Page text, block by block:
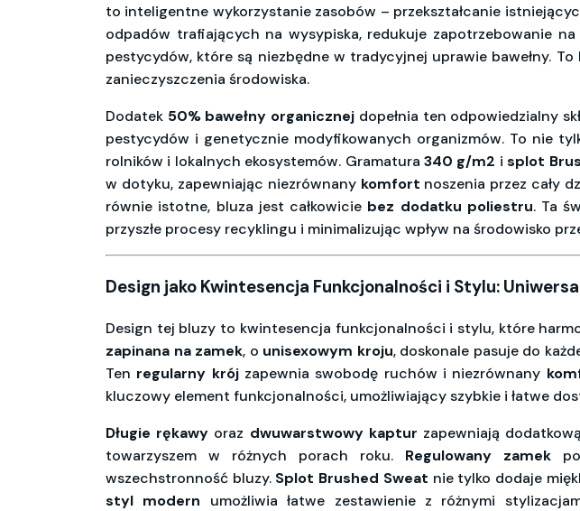
to inteligentne wykorzystanie zasobów – przekształcanie
odpadów trafiających na wysypiska, redukuje zapotrzebowanie
pestycydów, które są niezbędne w tradycyjnej uprawie bawełny.
zanieczyszczenia środowiska.
Dodatek 50% bawełny organicznej dopełnia ten odpowiedzialny
pestycydów i genetycznie modyfikowanych organizmów. To nie
rolników i lokalnych ekosystemów. Gramatura 340 g/m2 isplot
w dotyku, zapewniając niezrównany komfort noszenia przez cały
równie istotne, bluza jest całkowicie bez dodatku poliestru. Ta
przyszłe procesy recyklingu i minimalizując wpływ na środowisko
Design jako Kwintesencja Funkcjonalności i Stylu:
Design tej bluzy to kwintesencja funkcjonalności i stylu, które
zapinana na zamek, o unisexowym kroju, doskonale pasuje do
Ten regularny krójzapewnia swobodę ruchów i niezrównany
kluczowy element funkcjonalności, umożliwiający szybkie i łatwe
Długie rękawy oraz dwuwarstwowy kaptur zapewniają
towarzyszem w różnych porach roku. Regulowany zamek
wszechstronność bluzy. Splot Brushed Sweat nie tylko dodaje
styl modern umożliwia łatwe zestawienie z różnymi